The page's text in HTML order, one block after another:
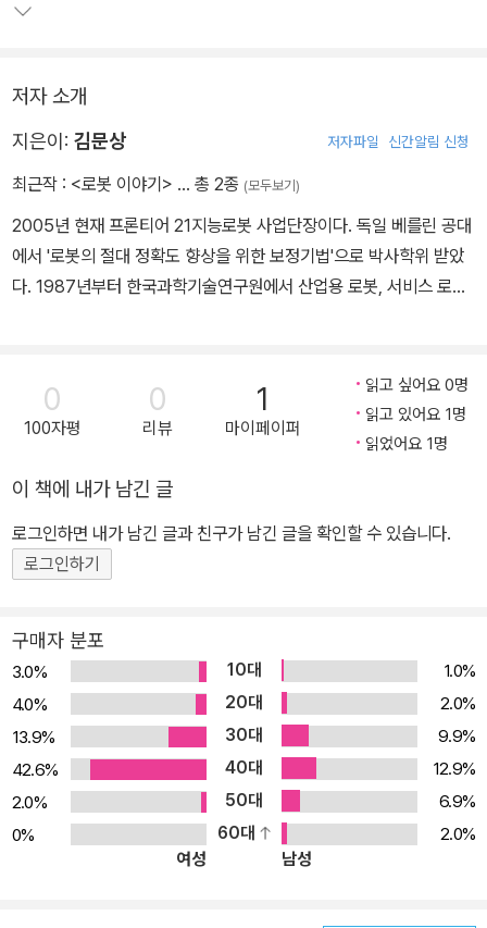
저자 소개
지은이: 김문상 저자파일 신간알림 신청
최근작 : <로봇 이야기> … 총 2종 (모두보기)
2005년 현재 프론티어 21지능로봇 사업단장이다. 독일 베를린 공대
에서 '로봇의 절대 정확도 향상을 위한 보정기법'으로 박사학위 받았
다. 1987년부터 한국과학기술연구원에서 산업용 로봇, 서비스 로봇,
로봇 '롭해즈', 안내로봇 에 이르기까지 다양한 지능형 로봇을 개발했
0
100자평
0
리뷰
1
마이페이퍼
읽고 싶어요 0명
읽고 있어요 1명
읽었어요 1명
이 책에 내가 남긴 글
로그인하면 내가 남긴 글과 친구가 남긴 글을 확인할 수 있습니다.
로그인하기
구매자 분포
3.0% 10대
1.0%
4.0%
20대
2.0%
13.9%
30대
9.9%
42.6%
40대
12.9%
2.0%
50대
6.9%
0%
60대
2.0%
여성
남성